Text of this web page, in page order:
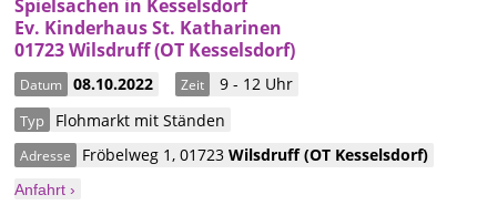
Spielsachen in Kesselsdorf
Ev. Kinderhaus St. Katharinen
01723 Wilsdruff (OT Kesselsdorf)
Datum 08.10.2022 Zeit 9 - 12 Uhr
Typ Flohmarkt mit Ständen
Adresse Fröbelweg 1,01723Wilsdruff(OT Kesselsdorf)
Anfahrt ›